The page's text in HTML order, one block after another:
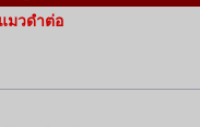
มวดำต่อ